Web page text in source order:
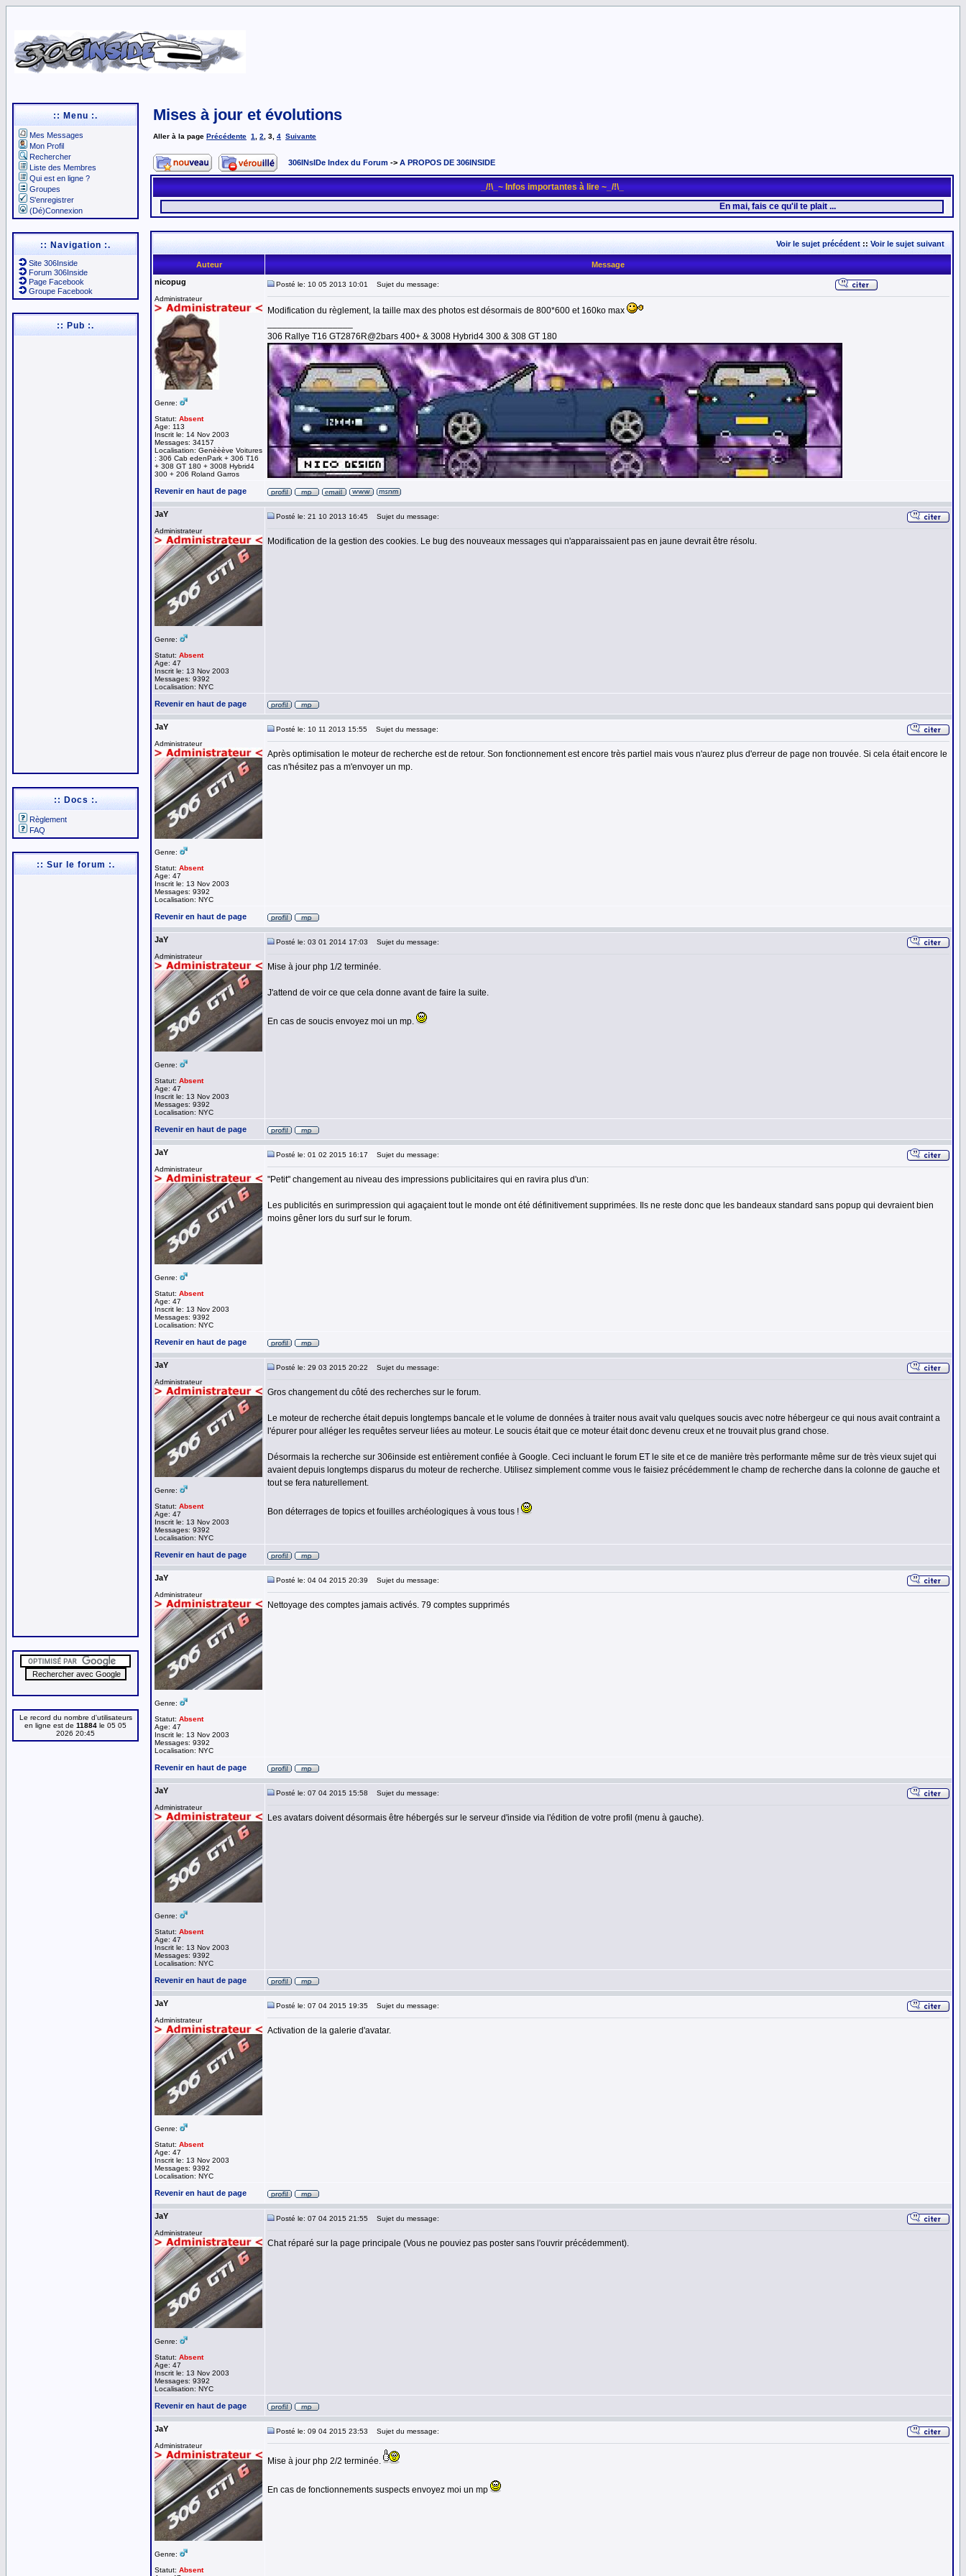
:: Menu :.
Mes Messages
Mon Profil
Rechercher
Liste des Membres
Qui est en ligne ?
Groupes
S'enregistrer
(Dé)Connexion
:: Navigation :.
Site 306Inside
Forum 306Inside
Page Facebook
Groupe Facebook
:: Pub :.
:: Docs :.
Règlement
FAQ
:: Sur le forum :.
Le record du nombre d'utilisateurs
en ligne est de 11884 le 05 05
2026 20:45
Mises à jour et évolutions
Aller à la page Précédente 1 2 3 4 Suivante
306INsIDe Index du Forum -> A PROPOS DE 306INSIDE
_/!\_~ Infos importantes à lire ~_/!\_
En mai, fais ce qu'il te plait ...
Voir le sujet précédent :: Voir le sujet suivant
Auteur
Message
nicopug
Administrateur
Genre:
Statut: Absent
Age: 113
Inscrit le: 14 Nov 2003
Messages: 34157
Localisation: Genèèève Voitures
: 306 Cab edenPark + 306 T16
+ 308 GT 180 + 3008 Hybrid4
300 + 206 Roland Garros
Posté le: 10 05 2013 10:01 Sujet du message:
Modification du règlement, la taille max des photos est désormais de 800*600 et 160ko max
306 Rallye T16 GT2876R@2bars 400+ & 3008 Hybrid4 300 & 308 GT 180
Revenir en haut de page
JaY
Administrateur
Genre:
Statut: Absent
Age: 47
Inscrit le: 13 Nov 2003
Messages: 9392
Localisation: NYC
Posté le: 21 10 2013 16:45 Sujet du message:
Modification de la gestion des cookies. Le bug des nouveaux messages qui n'apparaissaient pas en jaune devrait être résolu.
Revenir en haut de page
JaY
Administrateur
Genre:
Statut: Absent
Age: 47
Inscrit le: 13 Nov 2003
Messages: 9392
Localisation: NYC
Posté le: 10 11 2013 15:55 Sujet du message:
Après optimisation le moteur de recherche est de retour. Son fonctionnement est encore très partiel mais vous n'aurez plus d'erreur de page non trouvée. Si cela était encore le
cas n'hésitez pas a m'envoyer un mp.
Revenir en haut de page
JaY
Administrateur
Genre:
Statut: Absent
Age: 47
Inscrit le: 13 Nov 2003
Messages: 9392
Localisation: NYC
Posté le: 03 01 2014 17:03 Sujet du message:
Mise à jour php 1/2 terminée.
J'attend de voir ce que cela donne avant de faire la suite.
En cas de soucis envoyez moi un mp.
Revenir en haut de page
JaY
Administrateur
Genre:
Statut: Absent
Age: 47
Inscrit le: 13 Nov 2003
Messages: 9392
Localisation: NYC
Posté le: 01 02 2015 16:17 Sujet du message:
"Petit" changement au niveau des impressions publicitaires qui en ravira plus d'un:
Les publicités en surimpression qui agaçaient tout le monde ont été définitivement supprimées. Ils ne reste donc que les bandeaux standard sans popup qui devraient bien
moins gêner lors du surf sur le forum.
Revenir en haut de page
JaY
Administrateur
Genre:
Statut: Absent
Age: 47
Inscrit le: 13 Nov 2003
Messages: 9392
Localisation: NYC
Posté le: 29 03 2015 20:22 Sujet du message:
Gros changement du côté des recherches sur le forum.
Le moteur de recherche était depuis longtemps bancale et le volume de données à traiter nous avait valu quelques soucis avec notre hébergeur ce qui nous avait contraint a
l'épurer pour alléger les requêtes serveur liées au moteur. Le soucis était que ce moteur était donc devenu creux et ne trouvait plus grand chose.
Désormais la recherche sur 306inside est entièrement confiée à Google. Ceci incluant le forum ET le site et ce de manière très performante même sur de très vieux sujet qui
avaient depuis longtemps disparus du moteur de recherche. Utilisez simplement comme vous le faisiez précédemment le champ de recherche dans la colonne de gauche et
tout se fera naturellement.
Bon déterrages de topics et fouilles archéologiques à vous tous !
Revenir en haut de page
JaY
Administrateur
Genre:
Statut: Absent
Age: 47
Inscrit le: 13 Nov 2003
Messages: 9392
Localisation: NYC
Posté le: 04 04 2015 20:39 Sujet du message:
Nettoyage des comptes jamais activés. 79 comptes supprimés
Revenir en haut de page
JaY
Administrateur
Genre:
Statut: Absent
Age: 47
Inscrit le: 13 Nov 2003
Messages: 9392
Localisation: NYC
Posté le: 07 04 2015 15:58 Sujet du message:
Les avatars doivent désormais être hébergés sur le serveur d'inside via l'édition de votre profil (menu à gauche).
Revenir en haut de page
JaY
Administrateur
Genre:
Statut: Absent
Age: 47
Inscrit le: 13 Nov 2003
Messages: 9392
Localisation: NYC
Posté le: 07 04 2015 19:35 Sujet du message:
Activation de la galerie d'avatar.
Revenir en haut de page
JaY
Administrateur
Genre:
Statut: Absent
Age: 47
Inscrit le: 13 Nov 2003
Messages: 9392
Localisation: NYC
Posté le: 07 04 2015 21:55 Sujet du message:
Chat réparé sur la page principale (Vous ne pouviez pas poster sans l'ouvrir précédemment).
Revenir en haut de page
JaY
Administrateur
Genre:
Statut: Absent
Posté le: 09 04 2015 23:53 Sujet du message:
Mise à jour php 2/2 terminée.
En cas de fonctionnements suspects envoyez moi un mp